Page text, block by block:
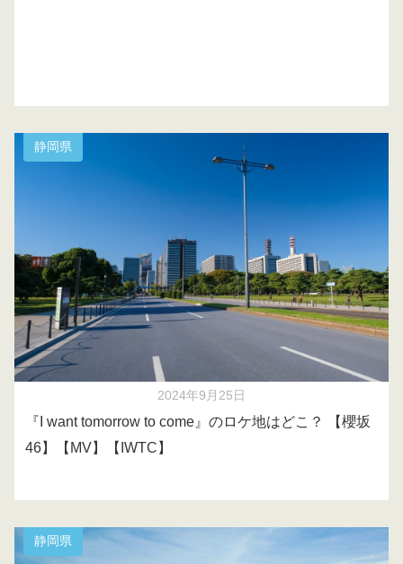
静岡県
2024年9月25日
『I want tomorrow to come』のロケ地はどこ？ 【櫻坂
46】【MV】【IWTC】
静岡県